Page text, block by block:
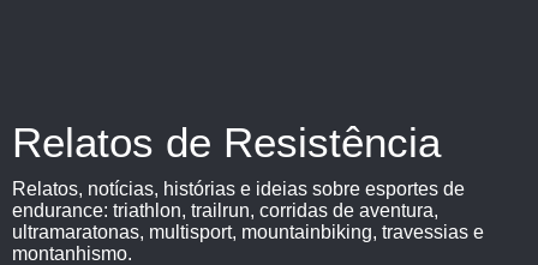
Relatos de Resistência
Relatos, notícias, histórias e ideias sobre esportes de
endurance: triathlon, trailrun, corridas de aventura,
ultramaratonas, multisport, mountainbiking, travessias e
montanhismo.